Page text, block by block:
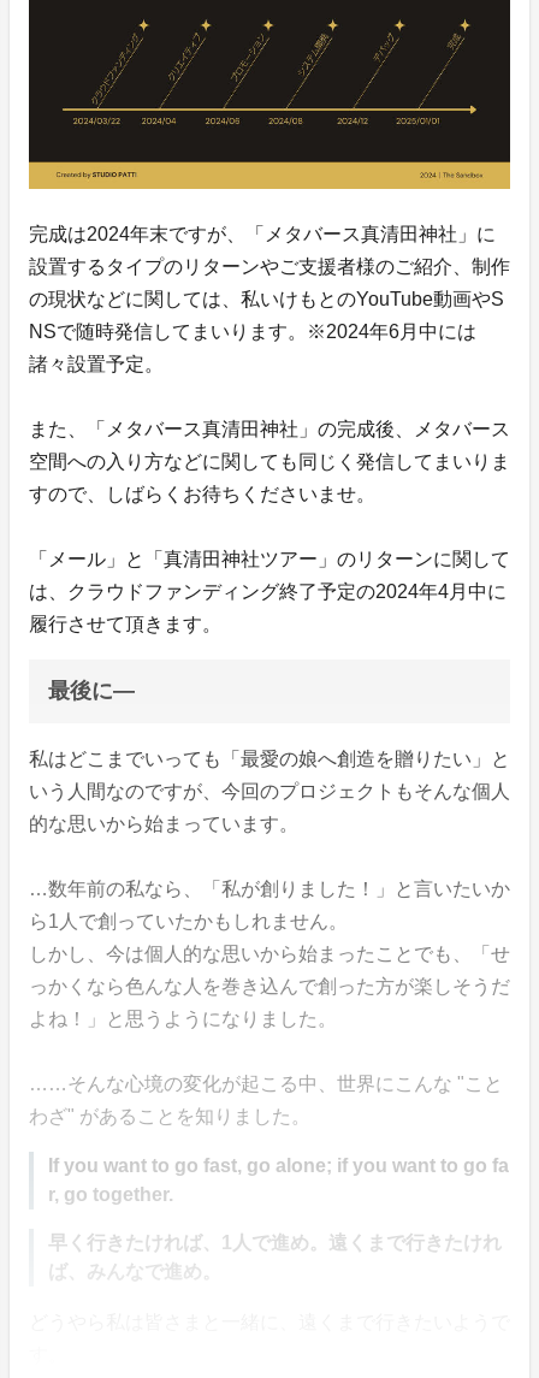
完成は2024年末ですが、「メタバース真清田神社」に
設置するタイプのリターンやご支援者様のご紹介、制作
の現状などに関しては、私いけもとのYouTube動画やS
NSで随時発信してまいります。※2024年6月中には
諸々設置予定。
また、「メタバース真清田神社」の完成後、メタバース
空間への入り方などに関しても同じく発信してまいりま
すので、しばらくお待ちくださいませ。
「メール」と「真清田神社ツアー」のリターンに関して
は、クラウドファンディング終了予定の2024年4月中に
履行させて頂きます。
最後に―
私はどこまでいっても「最愛の娘へ創造を贈りたい」と
いう人間なのですが、今回のプロジェクトもそんな個人
的な思いから始まっています。
…数年前の私なら、「私が創りました！」と言いたいか
ら1人で創っていたかもしれません。
しかし、今は個人的な思いから始まったことでも、「せ
っかくなら色んな人を巻き込んで創った方が楽しそうだ
よね！」と思うようになりました。
……そんな心境の変化が起こる中、世界にこんな "こと
わざ" があることを知りました。
If you want to go fast, go alone; if you want to go fa
r, go together.
早く行きたければ、1人で進め。遠くまで行きたけれ
ば、みんなで進め。